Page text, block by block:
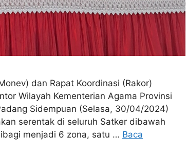
dan Rapat Koordinasi (Rakor)
Wilayah Kementerian Agama Provinsi
Sidempuan (Selasa, 30/04/2024)
serentak di seluruh Satker dibawah
menjadi 6 zona, satu … Baca